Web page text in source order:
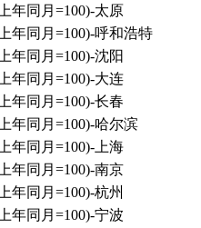
年同月=100)-太原
年同月=100)-呼和浩特
年同月=100)-沈阳
年同月=100)-大连
年同月=100)-长春
年同月=100)-哈尔滨
年同月=100)-上海
年同月=100)-南京
年同月=100)-杭州
年同月=100)-宁波